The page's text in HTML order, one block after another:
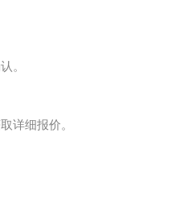
。
详细报价。